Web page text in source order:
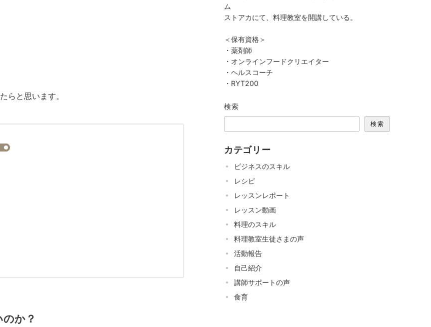
らと思います。
か？
ム
ストアカにて、料理教室を開講している。
＜保有資格＞
・薬剤師
・オンラインフードクリエイター
・ヘルスコーチ
・RYT200
検索
検索
カテゴリー
ビジネスのスキル
レシピ
レッスンレポート
レッスン動画
料理のスキル
料理教室生徒さまの声
活動報告
自己紹介
講師サポートの声
食育